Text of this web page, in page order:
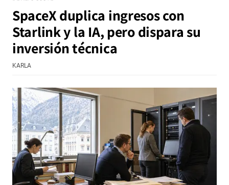
SpaceX duplica ingresos con
Starlink y la IA, pero dispara su
inversión técnica
KARLA